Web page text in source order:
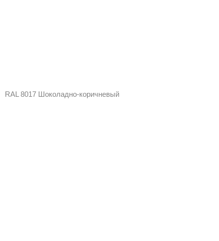
RAL 8017 Шоколадно-коричневый